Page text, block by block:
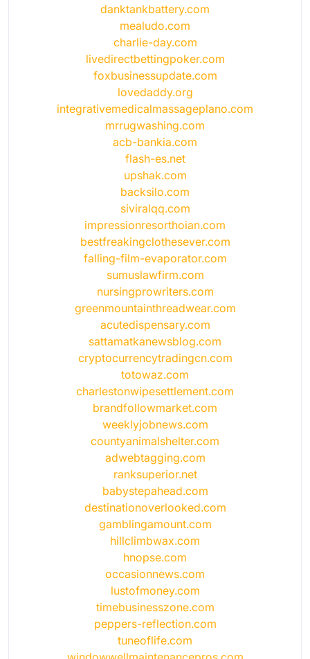
danktankbattery.com
mealudo.com
charlie-day.com
livedirectbettingpoker.com
foxbusinessupdate.com
lovedaddy.org
integrativemedicalmassageplano.com
mrrugwashing.com
acb-bankia.com
flash-es.net
upshak.com
backsilo.com
siviralqq.com
impressionresorthoian.com
bestfreakingclothesever.com
falling-film-evaporator.com
sumuslawfirm.com
nursingprowriters.com
greenmountainthreadwear.com
acutedispensary.com
sattamatkanewsblog.com
cryptocurrencytradingcn.com
totowaz.com
charlestonwipesettlement.com
brandfollowmarket.com
weeklyjobnews.com
countyanimalshelter.com
adwebtagging.com
ranksuperior.net
babystepahead.com
destinationoverlooked.com
gamblingamount.com
hillclimbwax.com
hnopse.com
occasionnews.com
lustofmoney.com
timebusinesszone.com
peppers-reflection.com
tuneoflife.com